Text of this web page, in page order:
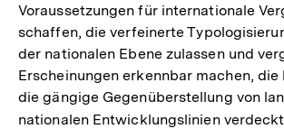
Voraussetzungen für internationale
schaffen, die verfeinerte
der nationalen Ebene zulassen und
Erscheinungen erkennbar machen,
die gängige Gegenüberstellung von
nationalen Entwicklungslinien